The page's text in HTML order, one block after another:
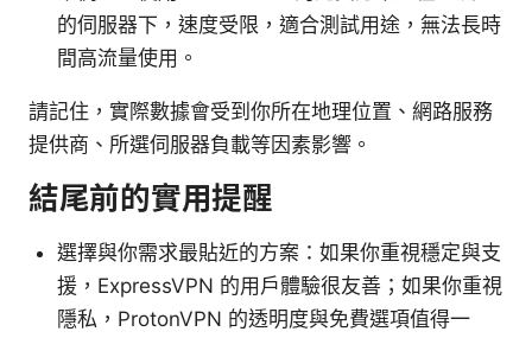
的伺服器下，速度受限，適合測試用途，無法長時
間高流量使用。
請記住，實際數據會受到你所在地理位置、網路服務
提供商、所選伺服器負載等因素影響。
結尾前的實用提醒
選擇與你需求最貼近的方案：如果你重視穩定與支
援，ExpressVPN 的用戶體驗很友善；如果你重視
隱私，ProtonVPN 的透明度與免費選項值得一